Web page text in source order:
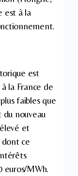
est à la
est
la France de
faibles que
nouveau
et
ce
euros/MWh.